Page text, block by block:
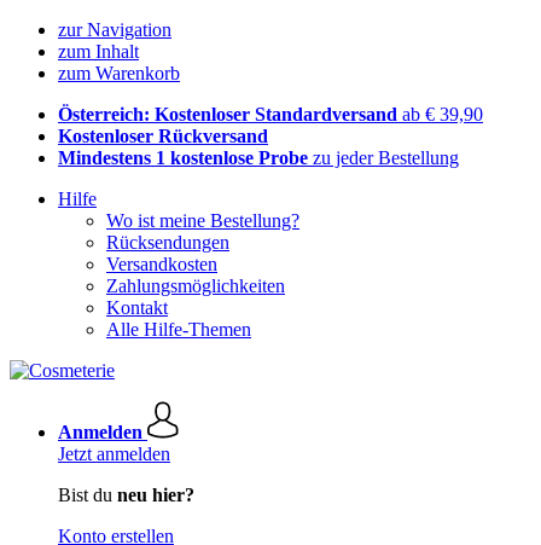
zur Navigation
zum Inhalt
zum Warenkorb
Österreich: Kostenloser Standardversand ab € 39,90
Kostenloser Rückversand
Mindestens 1 kostenlose Probe zu jeder Bestellung
Hilfe
Wo ist meine Bestellung?
Rücksendungen
Versandkosten
Zahlungsmöglichkeiten
Kontakt
Alle Hilfe-Themen
Anmelden
Jetzt anmelden
Bist du neu hier?
Konto erstellen